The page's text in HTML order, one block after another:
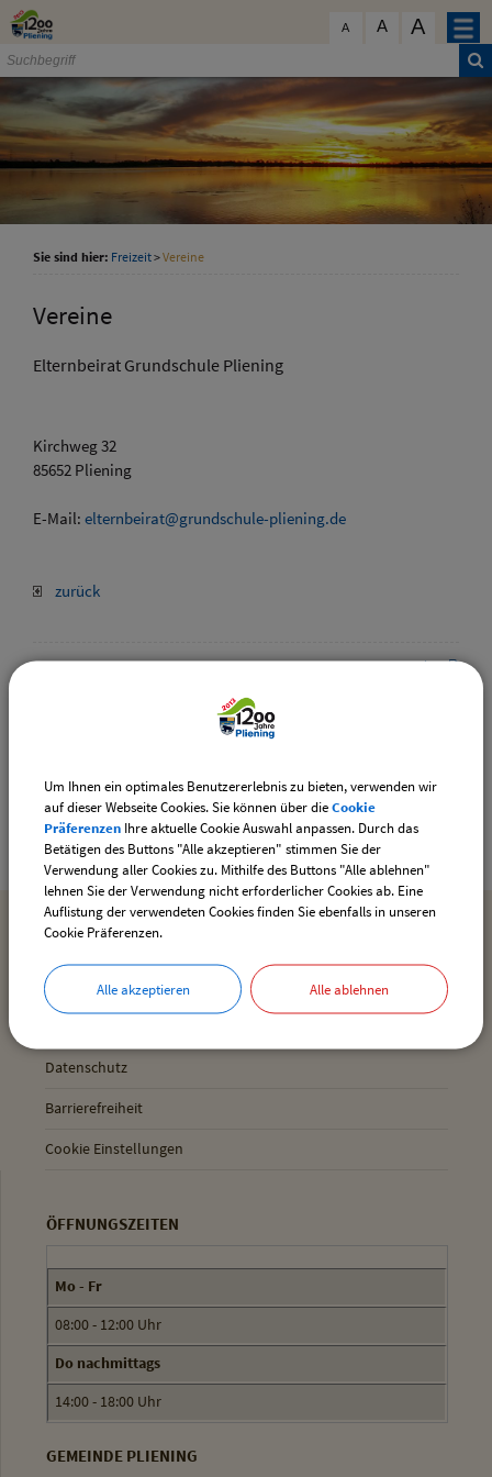
Zum Inhalt
A A A
Geltinger Str. 18
85652 Pliening
Sie sind hier: Freizeit>Vereine
Vereine
Elternbeirat Grundschule Pliening
Kirchweg 32
85652 Pliening
E-Mail: elternbeirat@grundschule-pliening.de
zurück
Drucken
MEHR ENTDECKEN
Inhaltsverzeichnis
Datenschutz
Barrierefreiheit
Cookie Einstellungen
ÖFFNUNGSZEITEN
Mo - Fr
08:00 - 12:00 Uhr
Do nachmittags
14:00 - 18:00 Uhr
GEMEINDE PLIENING
Um Ihnen ein optimales Benutzererlebnis zu bieten, verwenden wir
auf dieser Webseite Cookies. Sie können über dieCookie
Präferenzen Ihre aktuelle Cookie Auswahl anpassen. Durch das
Betätigen des Buttons "Alle akzeptieren" stimmen Sie der
Verwendung aller Cookies zu. Mithilfe des Buttons "Alle ablehnen"
lehnen Sie der Verwendung nicht erforderlicher Cookies ab. Eine
Auflistung der verwendeten Cookies finden Sie ebenfalls in unseren
Cookie Präferenzen.
Alle akzeptieren Alle ablehnen
schließen